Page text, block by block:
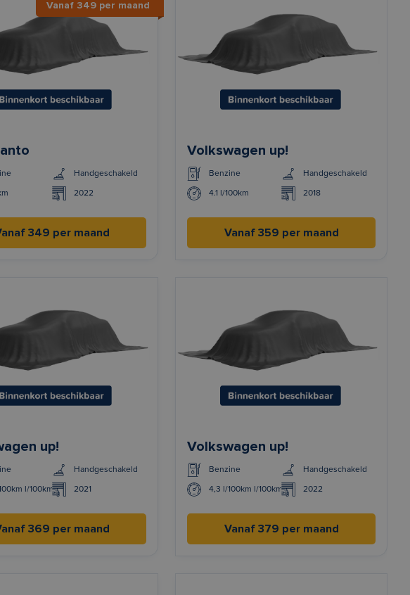
Vanaf 349 per maand
Handgeschakeld
2022
349 per maand
Volkswagen up!
Benzine Handgeschakeld
4.1 l/100km 2018
Vanaf 359 per maand
up!
Handgeschakeld
l/100km 2021
369 per maand
Volkswagen up!
Benzine Handgeschakeld
4,3 l/100km l/100km 2022
Vanaf 379 per maand